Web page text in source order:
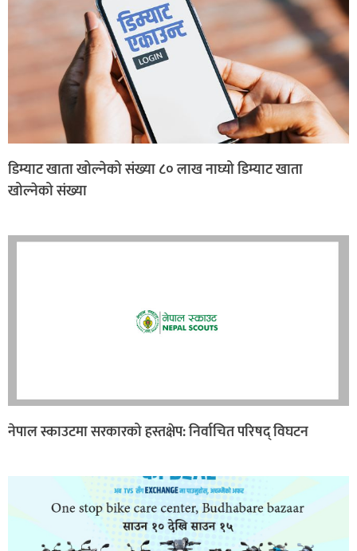
डिम्याट खाता खोल्नेको संख्या ८० लाख नाघ्यो डिम्याट खाता
खोल्नेको संख्या
नेपाल स्काउटमा सरकारको हस्तक्षेप: निर्वाचित परिषद् विघटन